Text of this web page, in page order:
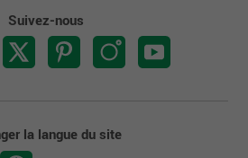
Suivez-nous
la langue du site